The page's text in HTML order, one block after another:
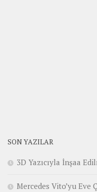
SON YAZILAR
3D Yazıcıyla İnşaa
Mercedes Vito’yu Eve